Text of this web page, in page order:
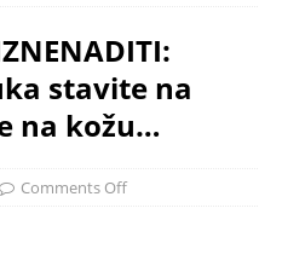
stavite na
na kožu…
Comments Off